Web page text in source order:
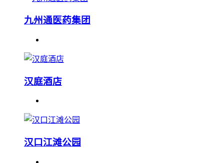
九州通医药集团
汉庭酒店
汉口江滩公园